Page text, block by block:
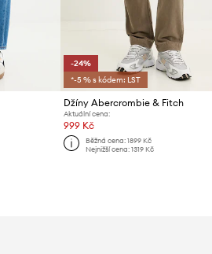
-24%
*-5 % s kódem: LST
Džíny Abercrombie & Fitch
Aktuální cena:
999 Kč
Běžná cena: 1899 Kč
Nejnižší cena: 1319 Kč